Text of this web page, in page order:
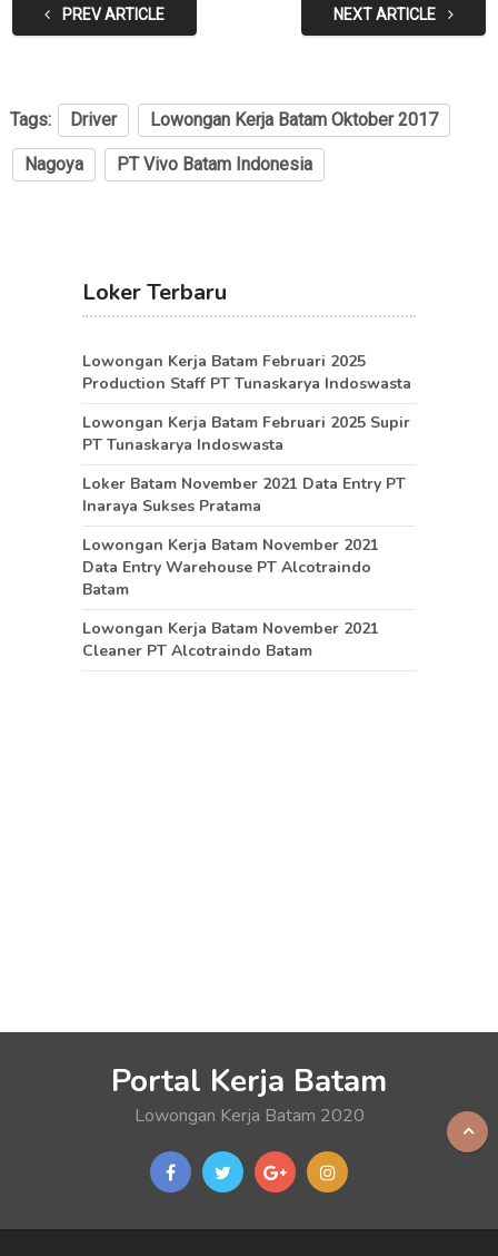
PREV ARTICLE NEXT ARTICLE
Tags: Driver Lowongan Kerja Batam Oktober 2017
Nagoya PT Vivo Batam Indonesia
Loker Terbaru
Lowongan Kerja Batam Februari 2025
Production Staff PT Tunaskarya Indoswasta
Lowongan Kerja Batam Februari 2025 Supir
PT Tunaskarya Indoswasta
Loker Batam November 2021 Data Entry PT
Inaraya Sukses Pratama
Lowongan Kerja Batam November 2021
Data Entry Warehouse PT Alcotraindo
Batam
Lowongan Kerja Batam November 2021
Cleaner PT Alcotraindo Batam
Portal Kerja Batam
Lowongan Kerja Batam 2020